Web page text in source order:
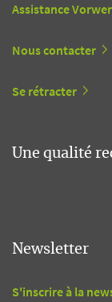
Assistance
Nous contacter
Se rétracter
Une qualité
Newsletter
S'inscrire à la